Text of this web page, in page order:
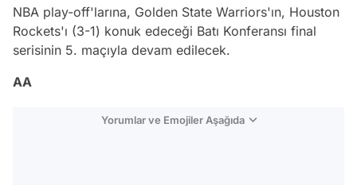
NBA play-off'larına, Golden State Warriors'ın, Houston
Rockets'ı (3-1) konuk edeceği Batı Konferansı final
serisinin 5. maçıyla devam edilecek.
AA
Yorumlar ve Emojiler Aşağıda